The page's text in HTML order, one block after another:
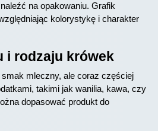
na opakowaniu. Grafik
kolorystykę i charakter
i rodzaju krówek
mleczny, ale coraz częściej
takimi jak wanilia, kawa, czy
dopasować produkt do